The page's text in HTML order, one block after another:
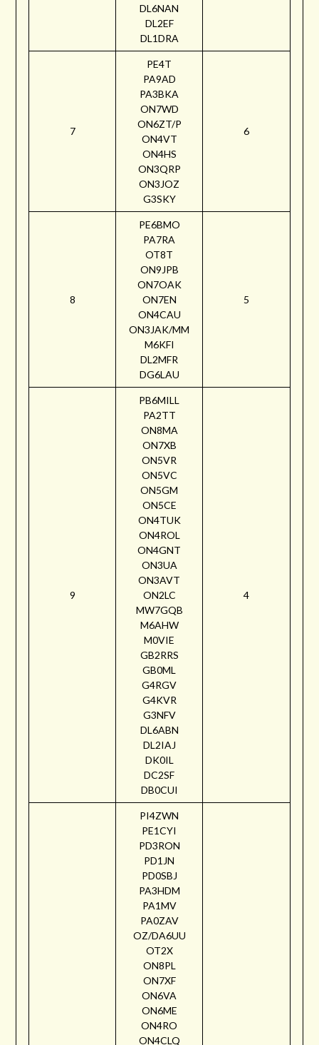
DL6NAN
DL2EF
DL1DRA
7
PE4T
PA9AD
PA3BKA
ON7WD
ON6ZT/P
ON4VT
ON4HS
ON3QRP
ON3JOZ
G3SKY
6
8
PE6BMO
PA7RA
OT8T
ON9JPB
ON7OAK
ON7EN
ON4CAU
ON3JAK/MM
M6KFI
DL2MFR
DG6LAU
5
9
PB6MILL
PA2TT
ON8MA
ON7XB
ON5VR
ON5VC
ON5GM
ON5CE
ON4TUK
ON4ROL
ON4GNT
ON3UA
ON3AVT
ON2LC
MW7GQB
M6AHW
M0VIE
GB2RRS
GB0ML
G4RGV
G4KVR
G3NFV
DL6ABN
DL2IAJ
DK0IL
DC2SF
DB0CUI
4
PI4ZWN
PE1CYI
PD3RON
PD1JN
PD0SBJ
PA3HDM
PA1MV
PA0ZAV
OZ/DA6UU
OT2X
ON8PL
ON7XF
ON6VA
ON6ME
ON4RO
ON4CLQ